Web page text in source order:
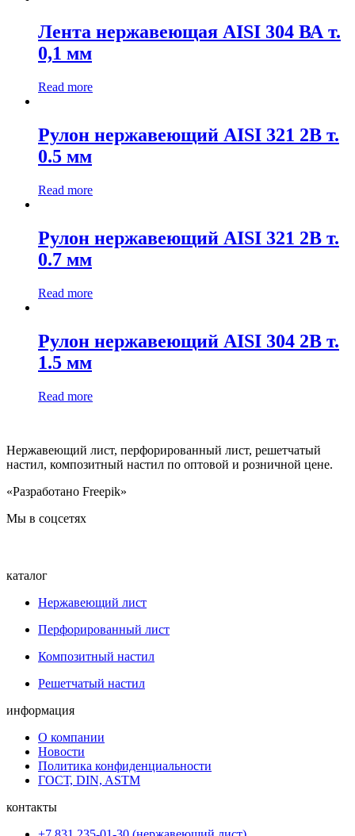
Лента нержавеющая AISI 304 ВА т.
0,1 мм
Read more
Рулон нержавеющий AISI 321 2В т.
0.5 мм
Read more
Рулон нержавеющий AISI 321 2В т.
0.7 мм
Read more
Рулон нержавеющий AISI 304 2В т.
1.5 мм
Read more
Нержавеющий лист, перфорированный лист, решетчатый
настил, композитный настил по оптовой и розничной цене.
«Разработано Freepik»
Мы в соцсетях
каталог
Нержавеющий лист
Перфорированный лист
Композитный настил
Решетчатый настил
информация
О компании
Новости
Политика конфиденциальности
ГОСТ, DIN, ASTM
контакты